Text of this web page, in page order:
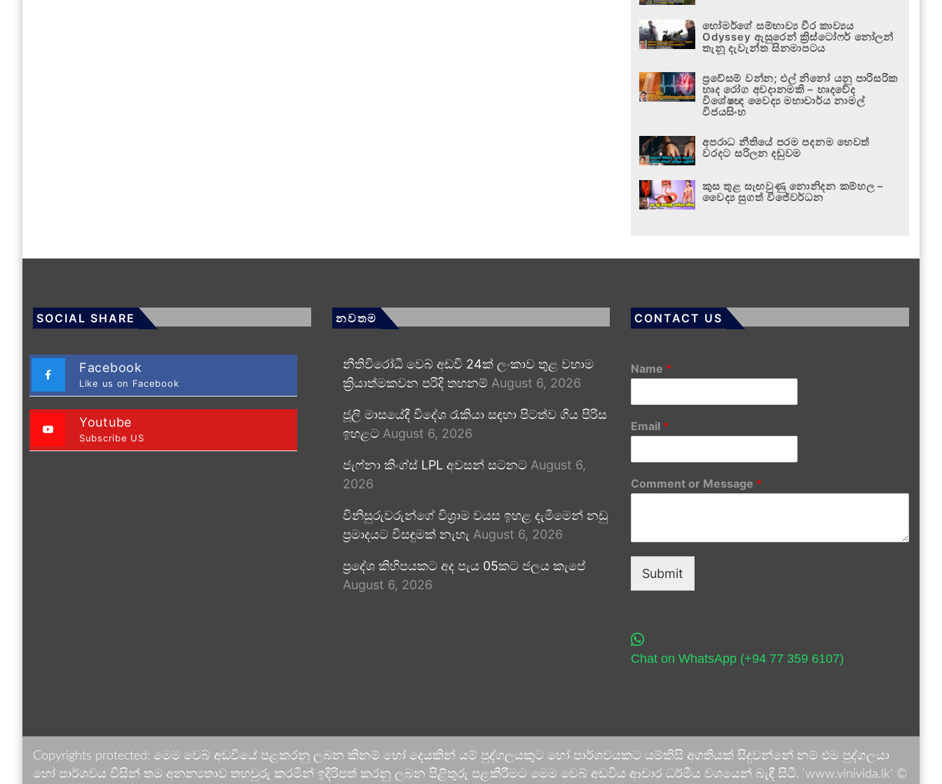
හෝමර්ගේ සම්භාව්‍ය වීර කාව්‍යය
Odyssey ඇසුරෙන් ක්‍රිස්ටෝෆර් නෝලන්
තැනූ දැවැන්ත සිනමාපටය
ප්‍රවේසම් වන්න; එල් නිනෝ යනු පාරිසරික
හෘද රෝග අවදානමකි – හෘදවේද
විශේෂඥ වෛද්‍ය මහාචාර්ය නාමල්
විජයසිංහ
අපරාධ නීතියේ පරම පදනම හෙවත්
වරදට සරිලන දඬුවම
කුස තුළ සැඟවුණු නොනිදන කම්හල –
වෛද්‍ය සුගත් විජේවර්ධන
SOCIAL SHARE
Facebook
Like us on Facebook
Youtube
Subscribe US
නවතම
නීතිවිරෝධී වෙබ් අඩවි 24ක් ලංකාව තුළ වහාම
ක්‍රියාත්මකවන පරිදි තහනම් August 6, 2026
ජූලි මාසයේදී විදේශ රැකියා සඳහා පිටත්ව ගිය පිරිස
ඉහළට August 6, 2026
ජැෆ්නා කිංග්ස් LPL අවසන් සටනට August 6,
2026
විනිසුරුවරුන්ගේ විශ්‍රාම වයස ඉහළ දැමීමෙන් නඩු
ප්‍රමාදයට විසඳුමක් නැහැ August 6, 2026
ප්‍රදේශ කිහිපයකට අද පැය 05කට ජලය කැපේ
August 6, 2026
CONTACT US
Name *
Email *
Comment or Message *
Submit
Chat on WhatsApp (+94 77 359 6107)
Copyrights protected: මෙම වෙබ් අඩවියේ පළකරනු ලබන කිනම් හෝ දෙයකින් යම් පුද්ගලයකුට හෝ පාර්ශවයකට යම්කිසි අගතියක් සිදුවන්නේ නම් එම පුද්ගලයා
හෝ පාර්ශවය විසින් තම අනන්‍යතාව තහවුරු කරමින් ඉදිරිපත් කරනු ලබන පිළිතුරු පළකිරීමට මෙම වෙබ් අඩවිය ආචාර ධර්මීය වශයෙන් බැඳී සිටී. 'www.vinivida.lk' ©